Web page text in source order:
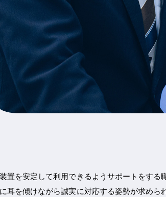
置を安定して利用できるようサポートをする
耳を傾けながら誠実に対応する姿勢が求めら